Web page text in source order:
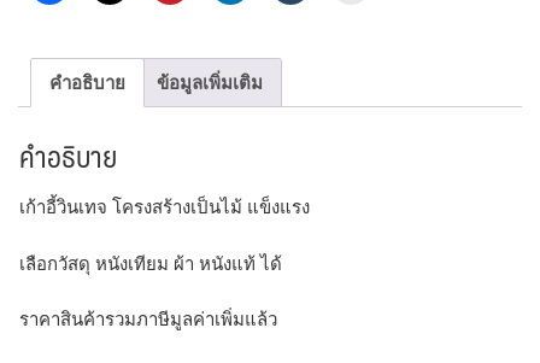
คำอธิบาย ข้อมูลเพิ่มเติม
คำอธิบาย
เก้าอี้วินเทจ โครงสร้างเป็นไม้ แข็งแรง
เลือกวัสดุ หนังเทียม ผ้า หนังแท้ ได้
ราคาสินค้ารวมภาษีมูลค่าเพิ่มแล้ว